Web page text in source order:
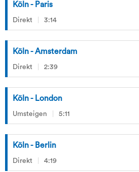
Köln - Paris
Direkt 3:14
Köln - Amsterdam
Direkt 2:39
Köln - London
Umsteigen 5:11
Köln - Berlin
Direkt 4:19